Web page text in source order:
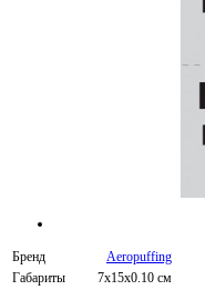
Бренд
Aeropuffing
Габариты
7x15x0.10 см